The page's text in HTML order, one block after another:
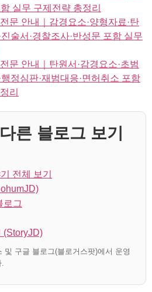
실무 구제전략 총정리
문 안내｜감경요소·양형자료·탄
술서·경찰조사·반성문 포함 실무
문 안내｜탄원서·감경요소·초범
정심판·재범대응·면허취소 포함
리
른 블로그 보기
전체 보기
로그
(StoryJD)
구글 블로그(블로거스팟)에서 운영
.